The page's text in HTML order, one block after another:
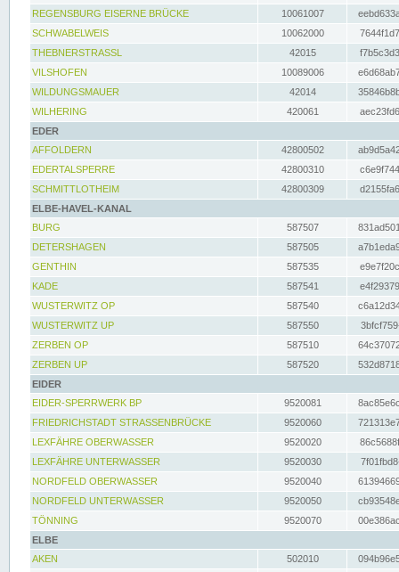
REGENSBURG EISERNE BRÜCKE
10061007
SCHWABELWEIS
10062000
THEBNERSTRASSL
42015
VILSHOFEN
10089006
WILDUNGSMAUER
42014
WILHERING
420061
EDER
AFFOLDERN
42800502
EDERTALSPERRE
42800310
SCHMITTLOTHEIM
42800309
ELBE-HAVEL-KANAL
BURG
587507
DETERSHAGEN
587505
GENTHIN
587535
KADE
587541
WUSTERWITZ OP
587540
WUSTERWITZ UP
587550
ZERBEN OP
587510
ZERBEN UP
587520
EIDER
EIDER-SPERRWERK BP
9520081
FRIEDRICHSTADT STRASSENBRÜCKE
9520060
LEXFÄHRE OBERWASSER
9520020
LEXFÄHRE UNTERWASSER
9520030
NORDFELD OBERWASSER
9520040
NORDFELD UNTERWASSER
9520050
TÖNNING
9520070
ELBE
AKEN
502010